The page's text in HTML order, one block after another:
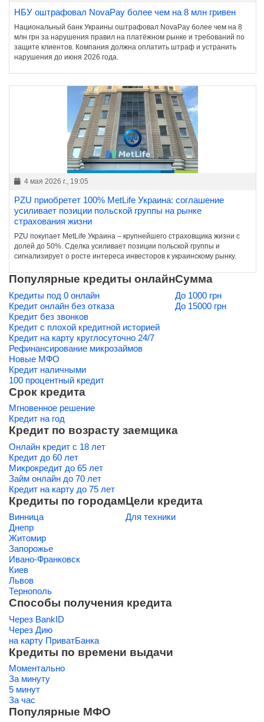
НБУ оштрафовал NovaPay более чем на 8 млн гривен
Национальный банк Украины оштрафовал NovaPay более чем на 8
млн грн за нарушения правил на платёжном рынке и требований по
защите клиентов. Компания должна оплатить штраф и устранить
нарушения до июня 2026 года.
4 мая 2026 г., 19:05
PZU приобретет 100% MetLife Украина: соглашение
усиливает позиции польской группы на рынке
страхования жизни
PZU покупает MetLife Украина – крупнейшего страховщика жизни с
долей до 50%. Сделка усиливает позиции польской группы и
сигнализирует о росте интереса инвесторов к украинскому рынку.
Популярные кредиты онлайн
Кредиты под 0 онлайн
Кредит онлайн без отказа
Кредит без звонков
Кредит с плохой кредитной историей
Кредит на карту круглосуточно 24/7
Рефинансирование микрозаймов
Новые МФО
Кредит наличными
100 процентный кредит
Сумма
До 1000 грн
До 15000 грн
Срок кредита
Мгновенное решение
Кредит на год
Кредит по возрасту заемщика
Онлайн кредит с 18 лет
Кредит до 60 лет
Микрокредит до 65 лет
Займ онлайн до 70 лет
Кредит на карту до 75 лет
Кредиты по городам
Винница
Днепр
Житомир
Запорожье
Ивано-Франковск
Киев
Львов
Тернополь
Цели кредита
Для техники
Способы получения кредита
Через BankID
Через Дию
на карту ПриватБанка
Кредиты по времени выдачи
Моментально
За минуту
5 минут
За час
Популярные МФО